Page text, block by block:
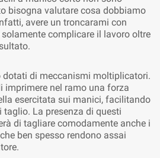
bisogna valutare cosa dobbiamo
avere un troncarami con
complicare il lavoro oltre
di meccanismi moltiplicatori.
imprimere nel ramo una forza
esercitata sui manici, facilitando
La presenza di questi
di tagliare comodamente anche i
ben spesso rendono assai